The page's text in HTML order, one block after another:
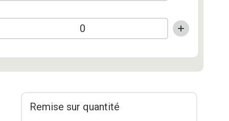
Remise sur quantité